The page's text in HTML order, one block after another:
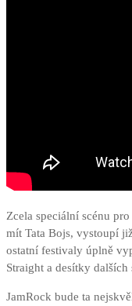
Zcela speciální scénu
mít Tata Bojs, vystoupí
ostatní festivaly úplně
Straight a desítky
JamRock bude ta